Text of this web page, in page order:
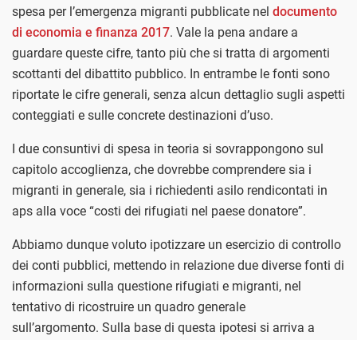
spesa per l’emergenza migranti pubblicate nel documento
di economia e finanza 2017. Vale la pena andare a
guardare queste cifre, tanto più che si tratta di argomenti
scottanti del dibattito pubblico. In entrambe le fonti sono
riportate le cifre generali, senza alcun dettaglio sugli aspetti
conteggiati e sulle concrete destinazioni d’uso.
I due consuntivi di spesa in teoria si sovrappongono sul
capitolo accoglienza, che dovrebbe comprendere sia i
migranti in generale, sia i richiedenti asilo rendicontati in
aps alla voce “costi dei rifugiati nel paese donatore”.
Abbiamo dunque voluto ipotizzare un esercizio di controllo
dei conti pubblici, mettendo in relazione due diverse fonti di
informazioni sulla questione rifugiati e migranti, nel
tentativo di ricostruire un quadro generale
sull’argomento. Sulla base di questa ipotesi si arriva a